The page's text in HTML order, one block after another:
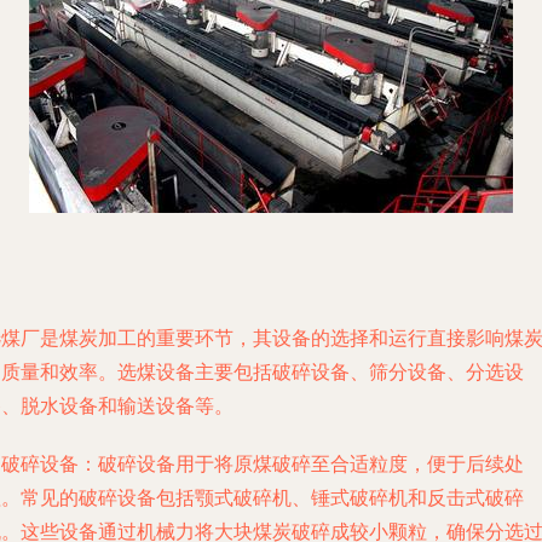
厂是煤炭加工的重要环节，其设备的选择和运行直接影响煤炭
量和效率。选煤设备主要包括破碎设备、筛分设备、分选设
脱水设备和输送设备等。
碎设备：破碎设备用于将原煤破碎至合适粒度，便于后续处
常见的破碎设备包括颚式破碎机、锤式破碎机和反击式破碎
这些设备通过机械力将大块煤炭破碎成较小颗粒，确保分选过